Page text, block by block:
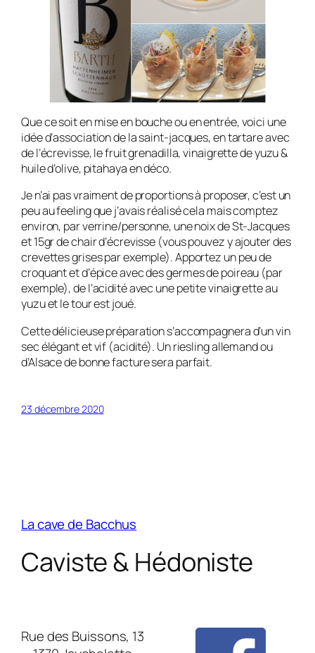
Que ce soit en mise en bouche ou en entrée, voici une
idée d’association de la saint-jacques, en tartare avec
de l’écrevisse, le fruit grenadilla, vinaigrette de yuzu &
huile d’olive, pitahaya en déco.
Je n’ai pas vraiment de proportions à proposer, c’est un
peu au feeling que j’avais réalisé cela mais comptez
environ, par verrine/personne, une noix de St-Jacques
et 15gr de chair d’écrevisse (vous pouvez y ajouter des
crevettes grises par exemple). Apportez un peu de
croquant et d’épice avec des germes de poireau (par
exemple), de l’acidité avec une petite vinaigrette au
yuzu et le tour est joué.
Cette délicieuse préparation s’accompagnera d’un vin
sec élégant et vif (acidité). Un riesling allemand ou
d’Alsace de bonne facture sera parfait.
23 décembre 2020
La cave de Bacchus
Caviste & Hédoniste
Rue des Buissons, 13